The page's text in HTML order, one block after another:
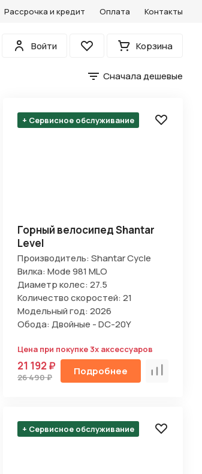
Рассрочка и кредит Оплата Контакты
Войти
Избранное Корзина
Сначала дешевые
+ Сервисное обслуживание
Горный велосипед Shantar
Level
Производитель: Shantar Cycle
Вилка: Mode 981 MLO
Диаметр колес: 27.5
Количество скоростей: 21
Модельный год: 2026
Обода: Двойные - DC-20Y
Цена при покупке 3х аксессуаров
21 192 ₽
26 490 ₽ Подробнее Сравнить
+ Сервисное обслуживание